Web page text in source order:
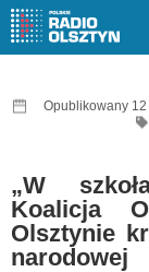
Opublikowany
„W
Koalicja
Olsztynie
narodowej